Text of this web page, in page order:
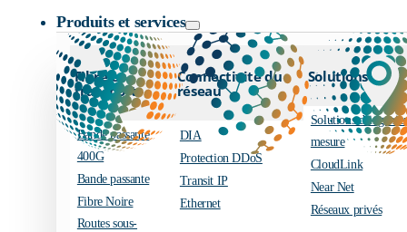
Produits et services
Fibre et
transport
Bande passante
400G
Bande passante
Fibre Noire
Routes sous-
Connectivité du
réseau
DIA
Protection DDoS
Transit IP
Ethernet
Solutions
Solutions
mesure
CloudLink
Near Net
Réseaux privés